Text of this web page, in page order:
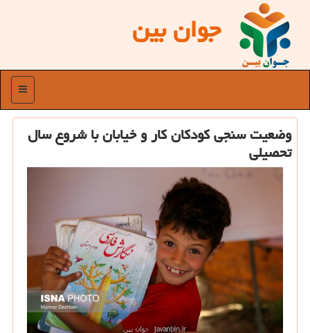
جوان بین
منو
وضعیت سنجی كودكان كار و خیابان با شروع سال
تحصیلی